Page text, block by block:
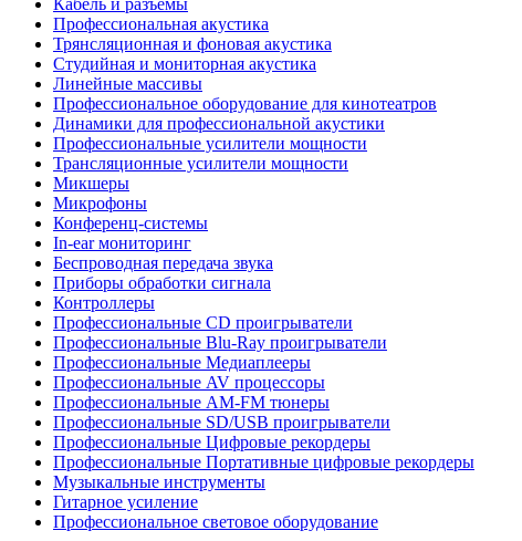
Кабель и разъемы
Профессиональная акустика
Трянсляционная и фоновая акустика
Студийная и мониторная акустика
Линейные массивы
Профессиональное оборудование для кинотеатров
Динамики для профессиональной акустики
Профессиональные усилители мощности
Трансляционные усилители мощности
Микшеры
Микрофоны
Конференц-системы
In-ear мониторинг
Беспроводная передача звука
Приборы обработки сигнала
Контроллеры
Профессиональные СD проигрыватели
Профессиональные Blu-Ray проигрыватели
Профессиональные Медиаплееры
Профессиональные AV процессоры
Профессиональные AM-FM тюнеры
Профессиональные SD/USB проигрыватели
Профессиональные Цифровые рекордеры
Профессиональные Портативные цифровые рекордеры
Музыкальные инструменты
Гитарное усиление
Профессиональное световое оборудование